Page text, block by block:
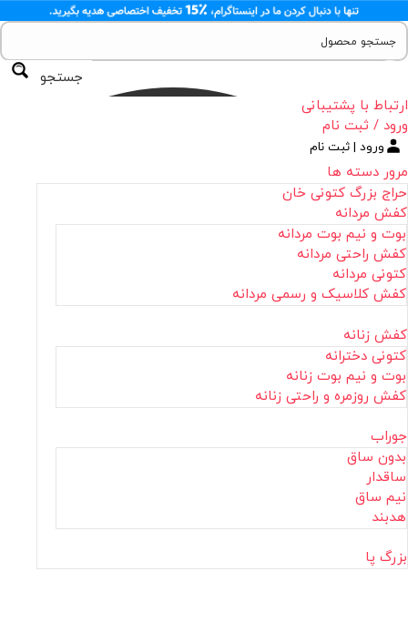
جستجو
ارتباط با پشتیبانی
ورود / ثبت نام
ورود | ثبت نام
مرور دسته ها
حراج بزرگ کتونی خان
کفش مردانه
بوت و نیم بوت مردانه
کفش راحتی مردانه
کتونی مردانه
کفش کلاسیک و رسمی مردانه
کفش زنانه
کتونی دخترانه
بوت و نیم بوت زنانه
کفش روزمره و راحتی زنانه
جوراب
بدون ساق
ساقدار
نیم ساق
هدبند
بزرگ پا